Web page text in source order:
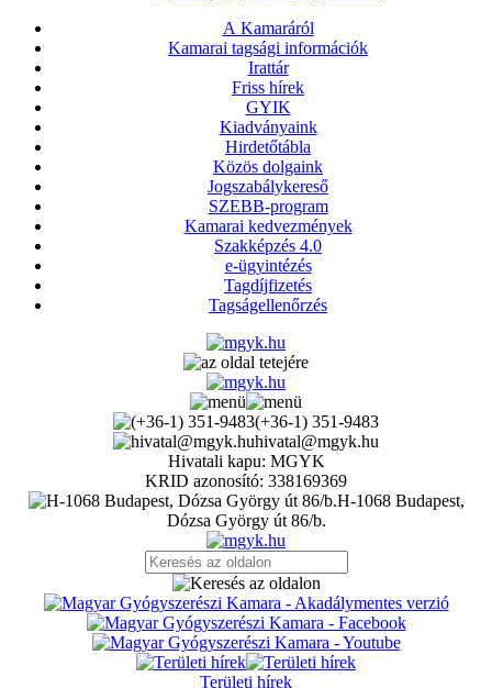
A Kamaráról
Kamarai tagsági információk
Irattár
Friss hírek
GYIK
Kiadványaink
Hirdetőtábla
Közös dolgaink
Jogszabálykereső
SZEBB-program
Kamarai kedvezmények
Szakképzés 4.0
e-ügyintézés
Tagdíjfizetés
Tagságellenőrzés
(+36-1) 351-9483
hivatal@mgyk.hu
Hivatali kapu: MGYK
KRID azonosító: 338169369
H-1068 Budapest,
Dózsa György út 86/b.
Területi hírek